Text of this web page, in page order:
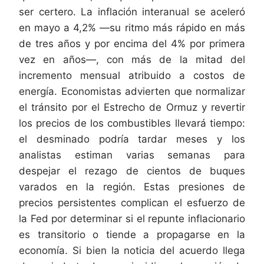
ser certero. La inflación interanual se aceleró
en mayo a 4,2% —su ritmo más rápido en más
de tres años y por encima del 4% por primera
vez en años—, con más de la mitad del
incremento mensual atribuido a costos de
energía. Economistas advierten que normalizar
el tránsito por el Estrecho de Ormuz y revertir
los precios de los combustibles llevará tiempo:
el desminado podría tardar meses y los
analistas estiman varias semanas para
despejar el rezago de cientos de buques
varados en la región. Estas presiones de
precios persistentes complican el esfuerzo de
la Fed por determinar si el repunte inflacionario
es transitorio o tiende a propagarse en la
economía. Si bien la noticia del acuerdo llega